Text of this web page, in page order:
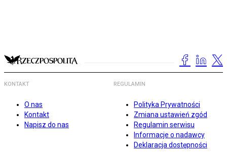
KONTAKT
O nas
Kontakt
Napisz do nas
REGULAMIN
Polityka Prywatności
Zmiana ustawień zgód
Regulamin serwisu
Informacje o nadawcy
Deklaracja dostępności